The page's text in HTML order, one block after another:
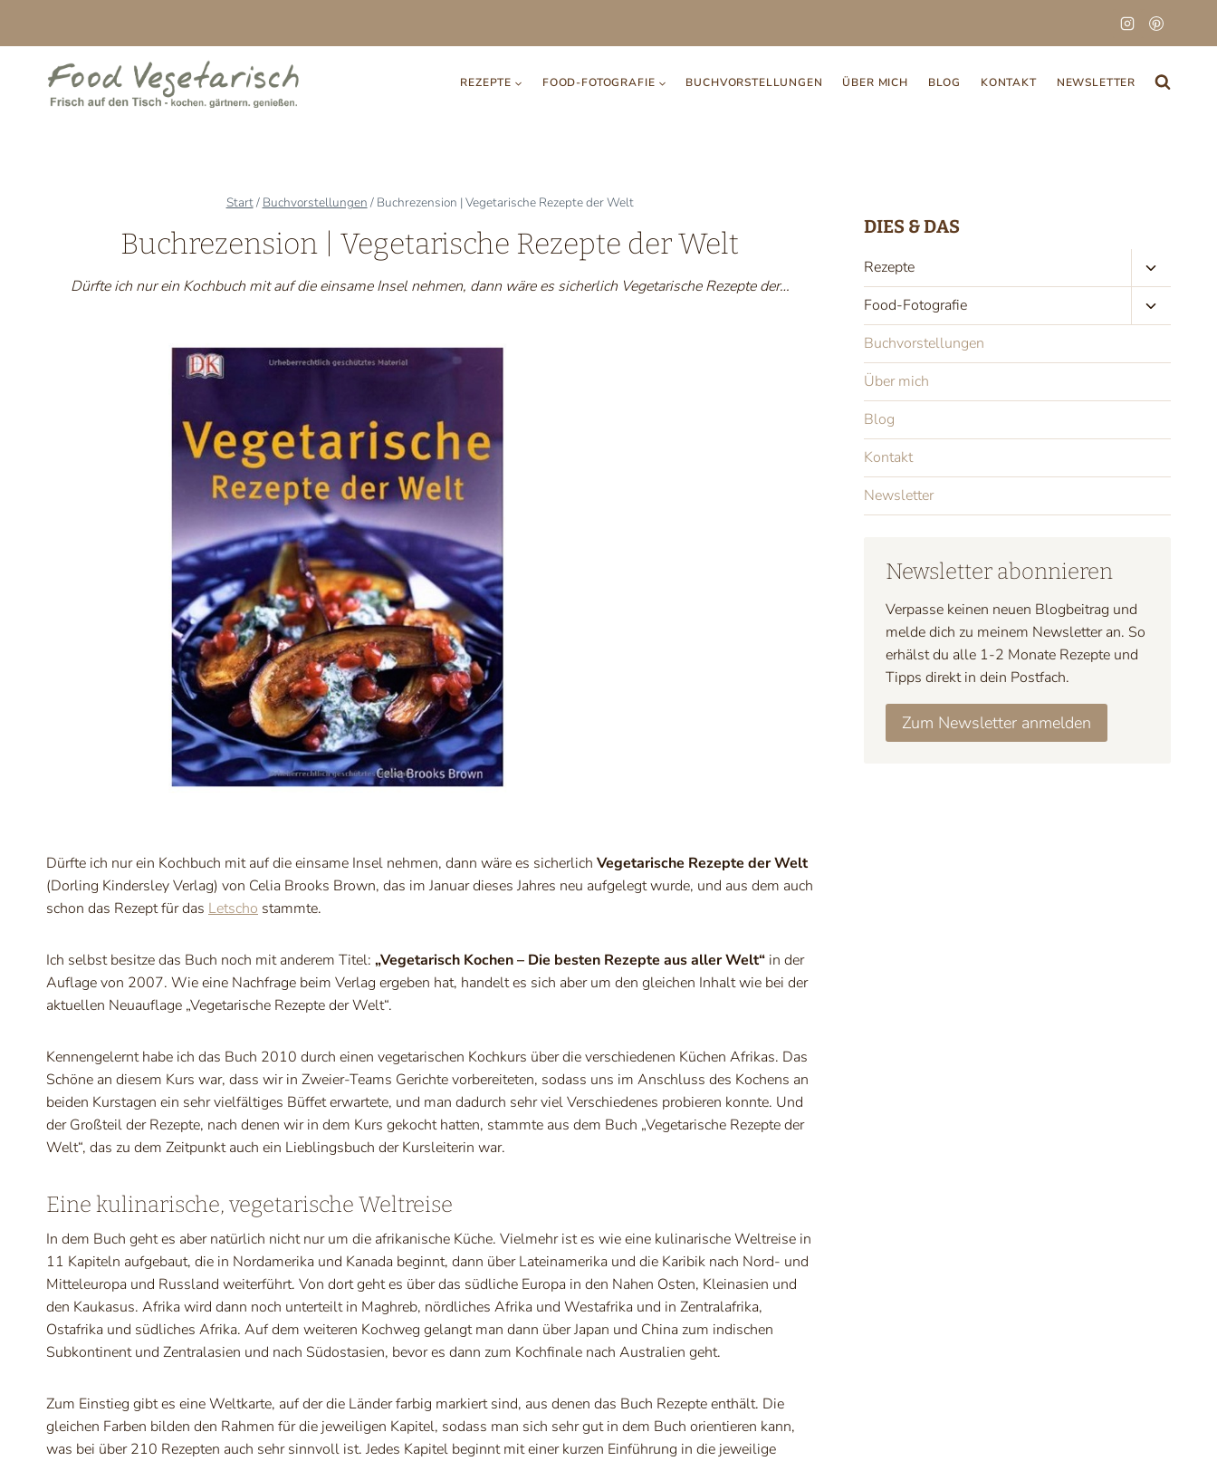
REZEPTE FOOD-FOTOGRAFIE BUCHVORSTELLUNGEN ÜBER MICH BLOG KONTAKT NEWSLETTER
Start/ Buchvorstellungen / Buchrezension | Vegetarische Rezepte der Welt
Buchrezension | Vegetarische Rezepte der Welt
Dürfte ich nur ein Kochbuch mit auf die einsame Insel nehmen, dann wäre es sicherlich Vegetarische Rezepte der…
Dürfte ich nur ein Kochbuch mit auf die einsame Insel nehmen, dann wäre es sicherlich Vegetarische Rezepte der Welt
(Dorling Kindersley Verlag) von Celia Brooks Brown, das im Januar dieses Jahres neu aufgelegt wurde, und aus dem auch
schon das Rezept für das Letscho stammte.
Ich selbst besitze das Buch noch mit anderem Titel: „Vegetarisch Kochen – Die besten Rezepte aus aller Welt“ in der
Auflage von 2007. Wie eine Nachfrage beim Verlag ergeben hat, handelt es sich aber um den gleichen Inhalt wie bei der
aktuellen Neuauflage „Vegetarische Rezepte der Welt“.
Kennengelernt habe ich das Buch 2010 durch einen vegetarischen Kochkurs über die verschiedenen Küchen Afrikas. Das
Schöne an diesem Kurs war, dass wir in Zweier-Teams Gerichte vorbereiteten, sodass uns im Anschluss des Kochens an
beiden Kurstagen ein sehr vielfältiges Büffet erwartete, und man dadurch sehr viel Verschiedenes probieren konnte. Und
der Großteil der Rezepte, nach denen wir in dem Kurs gekocht hatten, stammte aus dem Buch „Vegetarische Rezepte der
Welt“, das zu dem Zeitpunkt auch ein Lieblingsbuch der Kursleiterin war.
Eine kulinarische, vegetarische Weltreise
In dem Buch geht es aber natürlich nicht nur um die afrikanische Küche. Vielmehr ist es wie eine kulinarische Weltreise in
11 Kapiteln aufgebaut, die in Nordamerika und Kanada beginnt, dann über Lateinamerika und die Karibik nach Nord- und
Mitteleuropa und Russland weiterführt. Von dort geht es über das südliche Europa in den Nahen Osten, Kleinasien und
den Kaukasus. Afrika wird dann noch unterteilt in Maghreb, nördliches Afrika und Westafrika und in Zentralafrika,
Ostafrika und südliches Afrika. Auf dem weiteren Kochweg gelangt man dann über Japan und China zum indischen
Subkontinent und Zentralasien und nach Südostasien, bevor es dann zum Kochfinale nach Australien geht.
Zum Einstieg gibt es eine Weltkarte, auf der die Länder farbig markiert sind, aus denen das Buch Rezepte enthält. Die
gleichen Farben bilden den Rahmen für die jeweiligen Kapitel, sodass man sich sehr gut in dem Buch orientieren kann,
was bei über 210 Rezepten auch sehr sinnvoll ist. Jedes Kapitel beginnt mit einer kurzen Einführung in die jeweilige
DIES & DAS
Rezepte
Food-Fotografie
Buchvorstellungen
Über mich
Blog
Kontakt
Newsletter
Newsletter abonnieren
Verpasse keinen neuen Blogbeitrag und
melde dich zu meinem Newsletter an. So
erhälst du alle 1-2 Monate Rezepte und
Tipps direkt in dein Postfach.
Zum Newsletter anmelden